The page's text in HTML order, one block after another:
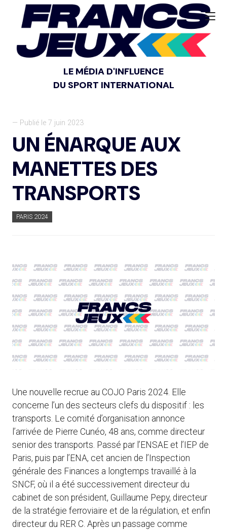
LE MÉDIA D'INFLUENCE
DU SPORT INTERNATIONAL
— Publié le 7 juin 2023
UN ÉNARQUE AUX
MANETTES DES
TRANSPORTS
PARIS 2024
Une nouvelle recrue au COJO Paris 2024. Elle
concerne l’un des secteurs clefs du dispositif : les
transports. Le comité d’organisation annonce
l’arrivée de Pierre Cunéo, 48 ans, comme directeur
senior des transports. Passé par l’ENSAE et l’IEP de
Paris, puis par l’ENA, cet ancien de l’Inspection
générale des Finances a longtemps travaillé à la
SNCF, où il a été successivement directeur du
cabinet de son président, Guillaume Pepy, directeur
de la stratégie ferroviaire et de la régulation, et enfin
directeur du RER C. Après un passage comme